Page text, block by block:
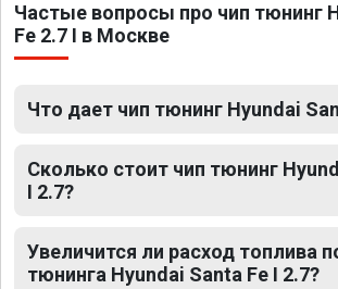
Частые вопросы про чип тюнинг
Fe 2.7 I в Москве
Что дает чип тюнинг Hyundai
Сколько стоит чип тюнинг
I 2.7?
Увеличится ли расход топлива
тюнинга Hyundai Santa Fe I 2.7?